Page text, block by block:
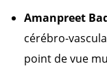
Amanpreet
cérébro-
point de vue